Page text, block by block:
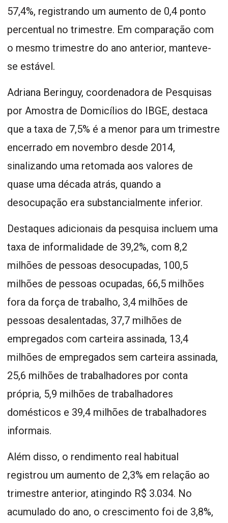
57,4%, registrando um aumento de 0,4 ponto
percentual no trimestre. Em comparação com
o mesmo trimestre do ano anterior, manteve-
se estável.
Adriana Beringuy, coordenadora de Pesquisas
por Amostra de Domicílios do IBGE, destaca
que a taxa de 7,5% é a menor para um trimestre
encerrado em novembro desde 2014,
sinalizando uma retomada aos valores de
quase uma década atrás, quando a
desocupação era substancialmente inferior.
Destaques adicionais da pesquisa incluem uma
taxa de informalidade de 39,2%, com 8,2
milhões de pessoas desocupadas, 100,5
milhões de pessoas ocupadas, 66,5 milhões
fora da força de trabalho, 3,4 milhões de
pessoas desalentadas, 37,7 milhões de
empregados com carteira assinada, 13,4
milhões de empregados sem carteira assinada,
25,6 milhões de trabalhadores por conta
própria, 5,9 milhões de trabalhadores
domésticos e 39,4 milhões de trabalhadores
informais.
Além disso, o rendimento real habitual
registrou um aumento de 2,3% em relação ao
trimestre anterior, atingindo R$ 3.034. No
acumulado do ano, o crescimento foi de 3,8%,